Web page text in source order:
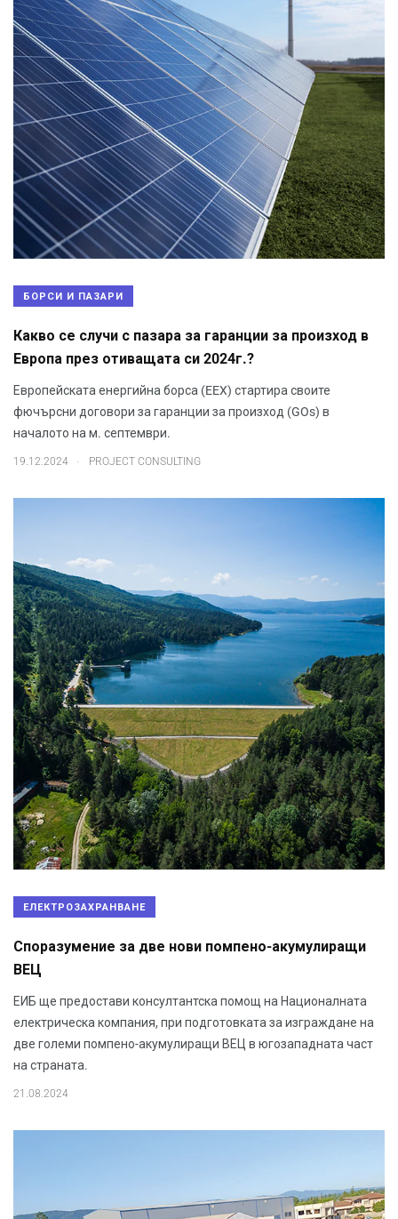
БОРСИ И ПАЗАРИ
Какво се случи с пазара за гаранции за произход в
Европа през отиващата си 2024г.?
Европейската енергийна борса (EEX) стартира своите
фючърсни договори за гаранции за произход (GOs) в
началото на м. септември.
19.12.2024 . PROJECT CONSULTING
ЕЛЕКТРОЗАХРАНВАНЕ
Споразумение за две нови помпено-акумулиращи
ВЕЦ
ЕИБ ще предостави консултантска помощ на Националната
електрическа компания, при подготовката за изграждане на
две големи помпено-акумулиращи ВЕЦ в югозападната част
на страната.
21.08.2024